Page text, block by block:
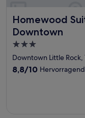
Homewood
Downtown
Homewood Suites
3.0-
Sterne-
Unterkunft
Downtown Little
8.8
8,8/10 Hervorragend